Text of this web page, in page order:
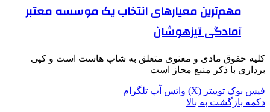
مهم‌ترین معیارهای انتخاب یک موسسه معتبر
آمادگی تیزهوشان
کلیه حقوق مادی و معنوی متعلق به شاپ هاست است و کپی
برداری با ذکر منبع مجاز است
فیس بوک توییتر (X) واتس آپ تلگرام
دکمه بازگشت به بالا